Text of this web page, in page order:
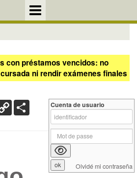
con préstamos vencidos: no
ni rendir exámenes finales
Copy
Link
Cuenta de usuario
Olvidé mi contraseña